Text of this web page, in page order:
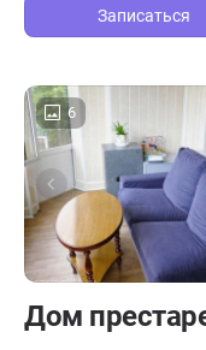
Записаться
6
Дом